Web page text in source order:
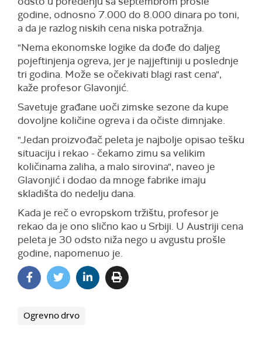
godine, odnosno 7.000 do 8.000 dinara po toni,
a da je razlog niskih cena niska potražnja.
"Nema ekonomske logike da dođe do daljeg
pojeftinjenja ogreva, jer je najjeftiniji u poslednje
tri godina. Može se očekivati blagi rast cena",
kaže profesor Glavonjić.
Savetuje građane uoči zimske sezone da kupe
dovoljne količine ogreva i da očiste dimnjake.
"Jedan proizvođač peleta je najbolje opisao tešku
situaciju i rekao - čekamo zimu sa velikim
količinama zaliha, a malo sirovina", naveo je
Glavonjić i dodao da mnoge fabrike imaju
skladišta do nedelju dana.
Kada je reč o evropskom tržištu, profesor je
rekao da je ono slično kao u Srbiji. U Austriji cena
peleta je 30 odsto niža nego u avgustu prošle
godine, napomenuo je.
Ogrevno drvo